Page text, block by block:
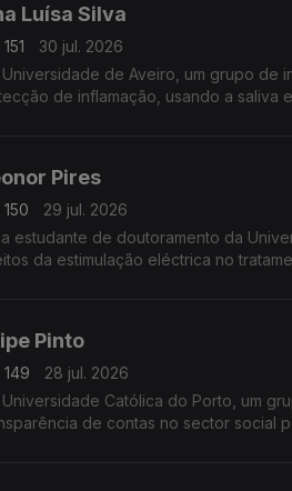
Luísa Silva
30 jul. 2026
Universidade de Aveiro, um grupo
de inflamação, usando a saliva
Pires
150
29 jul. 2026
estudante de doutoramento da
da estimulação eléctrica no
Pinto
149
28 jul. 2026
Universidade Católica do Porto, um
de contas no sector social